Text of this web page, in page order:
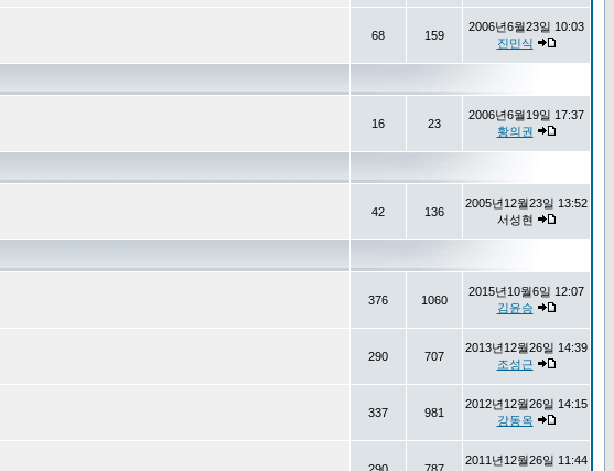
68 159
2006년6월23일 10:03
진민식
16 23
2006년6월19일 17:37
황의권
42 136
2005년12월23일 13:52
서성현
376 1060
2015년10월6일 12:07
김윤승
290 707
2013년12월26일 14:39
조성근
337 981
2012년12월26일 14:15
강동옥
2011년12월26일 11:44